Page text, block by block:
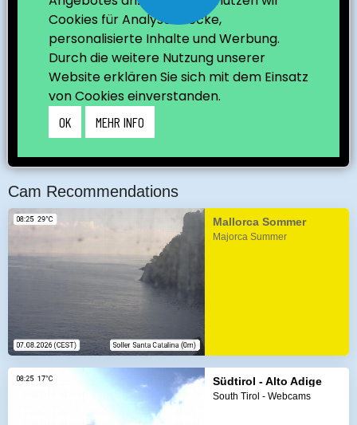
Cam Recommendations
Mallorca Sommer
Majorca Summer
Südtirol - Alto Adige
South Tirol - Webcams